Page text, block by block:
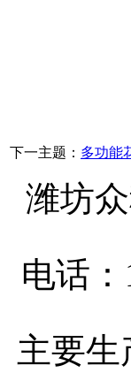
下一主题： 多功能
潍坊
电话
主要生